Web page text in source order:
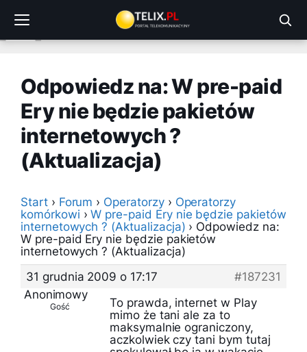
treści
Odpowiedz na: W pre-paid
Ery nie będzie pakietów
internetowych ?
(Aktualizacja)
Start › Forum › Operatorzy › Operatorzy
komórkowi › W pre-paid Ery nie będzie pakietów
internetowych ? (Aktualizacja) › Odpowiedz na:
W pre-paid Ery nie będzie pakietów
internetowych ? (Aktualizacja)
31 grudnia 2009 o 17:17
#187231
Anonimowy
Gość
To prawda, internet w Play
mimo że tani ale za to
maksymalnie ograniczony,
aczkolwiek czy tani bym tutaj